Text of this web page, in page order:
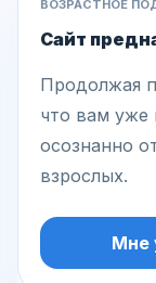
ВОЗРАСТНОЕ
Сайт
Продолжая
что вам уже
осознанно
взрослых.
Мне